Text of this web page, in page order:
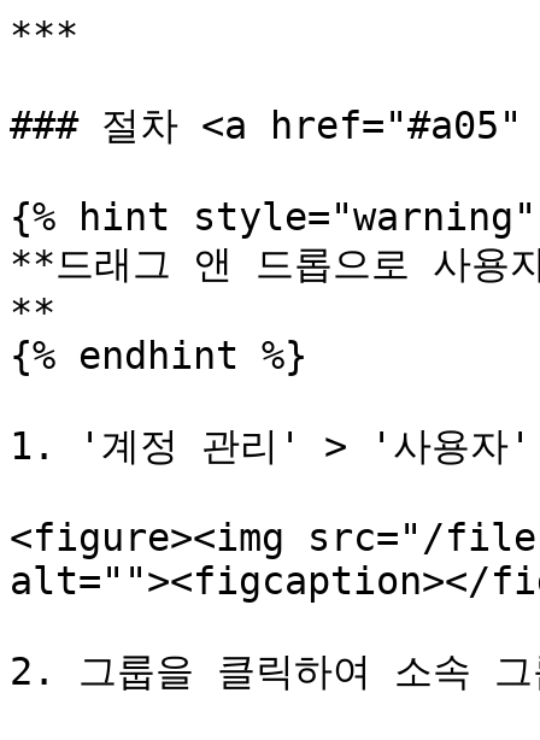
***
### 절차 <a
{% hint style="warning"
**드래그 앤 드롭으로 사용
**
{% endhint %}
1. '계정 관리' > '사용자'
<figure><img src="/files/
alt=""><figcaption></
2. 그룹을 클릭하여 소속